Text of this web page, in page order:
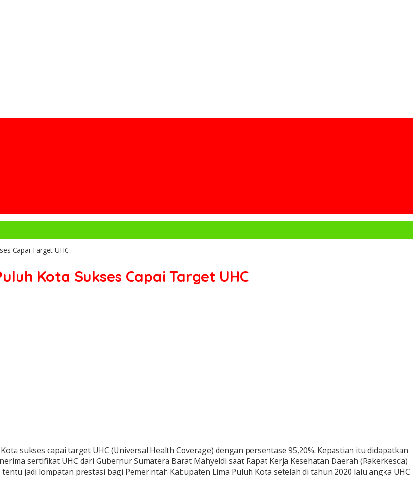
Capai Target UHC
Kota Sukses Capai Target UHC
sukses capai target UHC (Universal Health Coverage) dengan persentase 95,20%. Kepastian itu didapatkan
sertifikat UHC dari Gubernur Sumatera Barat Mahyeldi saat Rapat Kerja Kesehatan Daerah (Rakerkesda)
jadi lompatan prestasi bagi Pemerintah Kabupaten Lima Puluh Kota setelah di tahun 2020 lalu angka UHC